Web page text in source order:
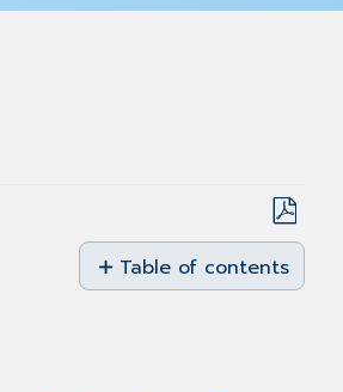
Save
as
PDF
Table of contents
No